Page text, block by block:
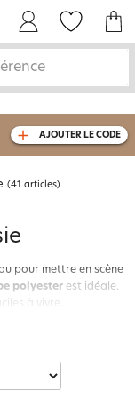
AJOUTER LE CODE
(41 articles)
pour mettre en scène
polyester est idéale.
à vivre.
machine facilement